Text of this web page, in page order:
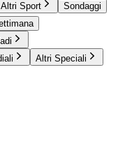
Altri Sport
Sondaggi
Altri Speciali